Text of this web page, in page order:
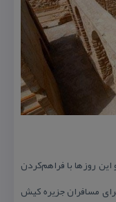
كرده و این روزها با فراهم‌كردن
مسافران جزیره كیش